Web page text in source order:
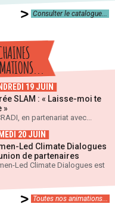
Consulter le catalogue...
19 JUIN
SLAM : « Laisse-moi te
»
en partenariat avec...
20 JUIN
Led Climate Dialogues
de partenaires
Led Climate Dialogues est
Toutes nos animations...